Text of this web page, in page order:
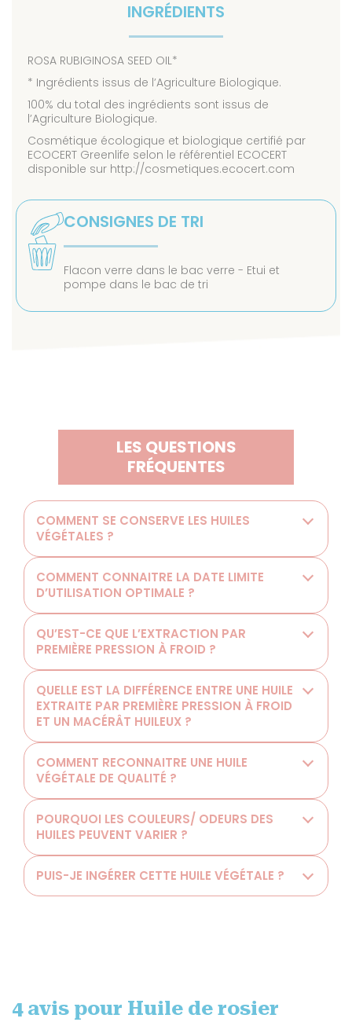
INGRÉDIENTS
ROSA RUBIGINOSA SEED OIL*
* Ingrédients issus de l’Agriculture Biologique.
100% du total des ingrédients sont issus de
l’Agriculture Biologique.
Cosmétique écologique et biologique certifié par
ECOCERT Greenlife selon le référentiel ECOCERT
disponible sur http://cosmetiques.ecocert.com
CONSIGNES DE TRI
Flacon verre dans le bac verre - Etui et
pompe dans le bac de tri
LES QUESTIONS
FRÉQUENTES
COMMENT SE CONSERVE LES HUILES
VÉGÉTALES ?
COMMENT CONNAITRE LA DATE LIMITE
D’UTILISATION OPTIMALE ?
QU’EST-CE QUE L’EXTRACTION PAR
PREMIÈRE PRESSION À FROID ?
QUELLE EST LA DIFFÉRENCE ENTRE UNE HUILE
EXTRAITE PAR PREMIÈRE PRESSION À FROID
ET UN MACÉRÂT HUILEUX ?
COMMENT RECONNAITRE UNE HUILE
VÉGÉTALE DE QUALITÉ ?
POURQUOI LES COULEURS/ ODEURS DES
HUILES PEUVENT VARIER ?
PUIS-JE INGÉRER CETTE HUILE VÉGÉTALE ?
4 avis pour Huile de rosier